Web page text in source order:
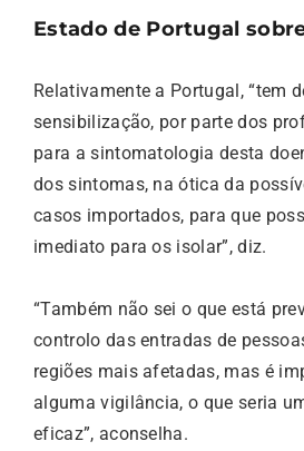
Estado de Portugal
Relativamente a Portugal, “tem
sensibilização, por parte dos
para a sintomatologia desta
dos sintomas, na ótica da
casos importados, para que
imediato para os isolar”, diz.
“Também não sei o que está
controlo das entradas de
regiões mais afetadas, mas é
alguma vigilância, o que seria
eficaz”, aconselha.